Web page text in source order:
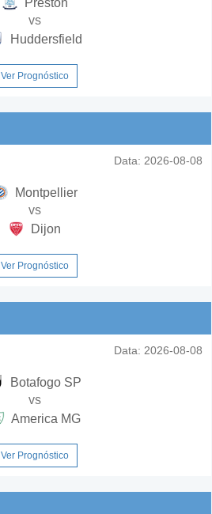
Preston
vs
Huddersfield
Ver Prognóstico
Data: 2026-08-08
Montpellier
vs
Dijon
Ver Prognóstico
Data: 2026-08-08
Botafogo SP
vs
America MG
Ver Prognóstico